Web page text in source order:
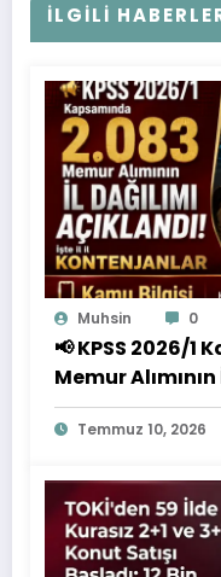
İLGILI
Muhsin 0
📢 KPSS 2026/1
Memur
İşte İl İl
Temmuz 10, 2026